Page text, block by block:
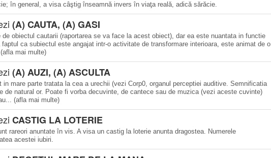
în general, a visa câştig înseamnă invers în viaţa reală, adică sărăcie.
(A) CAUTA, (A) GASI
cautarii (raportarea se va face la acest obiect), dar ea este nuantata in functie
ca subiectul este angajat intr-o activitate de transformare interioara, este animat de o
mai multe)
(A) AUZI, (A) ASCULTA
mare parte tratata la cea a urechii (vezi Corp0, organul perceptiei auditive. Semnificatia
de natural or. Poate fi vorba decuvinte, de cantece sau de muzica (vezi aceste cuvinte)
(afla mai multe)
CASTIG LA LOTERIE
rareori anuntate în vis. A visa un castig la loterie anunta dragostea. Numerele
acestei iubiri.